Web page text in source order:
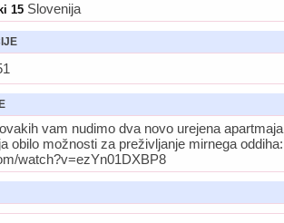
15Slovenija
vam nudimo dva novo urejena
obilo možnosti za preživljanje mirnega
watch?v=ezYn01DXBP8